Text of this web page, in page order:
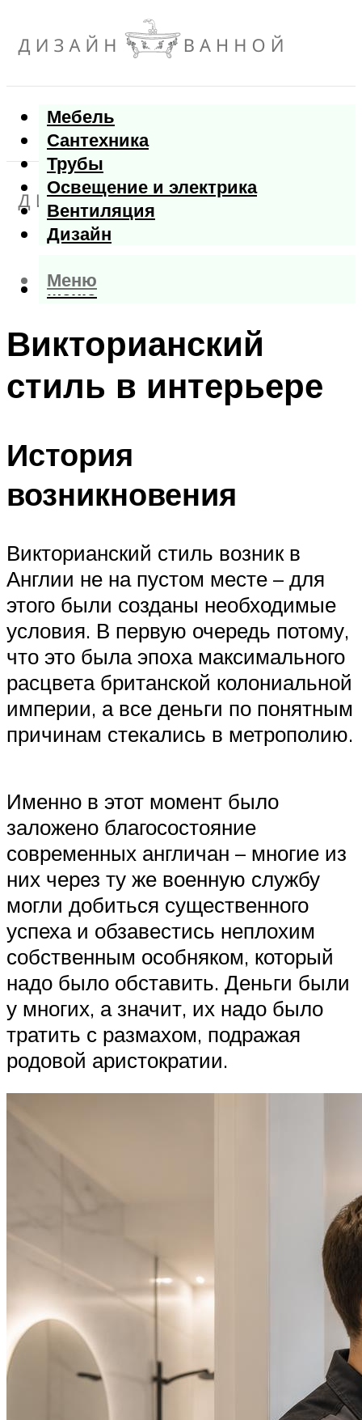
Мебель
Сантехника
Трубы
Освещение и электрика
Вентиляция
Дизайн
Меню
Меню
Викторианский
стиль в интерьере
История
возникновения
Викторианский стиль возник в
Англии не на пустом месте – для
этого были созданы необходимые
условия. В первую очередь потому,
что это была эпоха максимального
расцвета британской колониальной
империи, а все деньги по понятным
причинам стекались в метрополию.
Именно в этот момент было
заложено благосостояние
современных англичан – многие из
них через ту же военную службу
могли добиться существенного
успеха и обзавестись неплохим
собственным особняком, который
надо было обставить. Деньги были
у многих, а значит, их надо было
тратить с размахом, подражая
родовой аристократии.